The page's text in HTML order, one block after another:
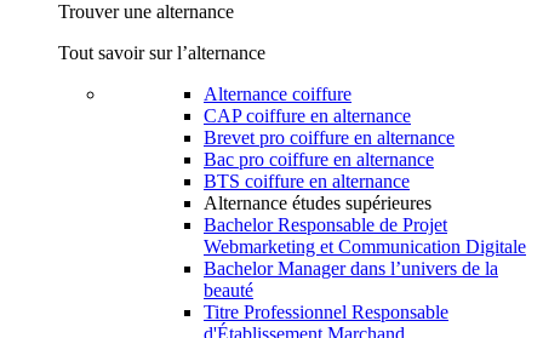
Trouver une alternance
Tout savoir sur l’alternance
Alternance coiffure
CAP coiffure en alternance
Brevet pro coiffure en alternance
Bac pro coiffure en alternance
BTS coiffure en alternance
Alternance études supérieures
Bachelor Responsable de Projet
Webmarketing et Communication Digitale
Bachelor Manager dans l’univers de la
beauté
Titre Professionnel Responsable